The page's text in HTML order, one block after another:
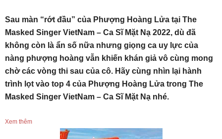
Sau màn “rớt đầu” của Phượng Hoàng Lửa tại The
Masked Singer VietNam – Ca Sĩ Mặt Nạ 2022, dù đã
không còn là ẩn số nữa nhưng giọng ca uy lực của
nàng phượng hoàng vẫn khiến khán giả vô cùng mong
chờ các vòng thi sau của cô. Hãy cùng nhìn lại hành
trình lọt vào top 4 của Phượng Hoàng Lửa trong The
Masked Singer VietNam – Ca Sĩ Mặt Nạ nhé.
Xem thêm